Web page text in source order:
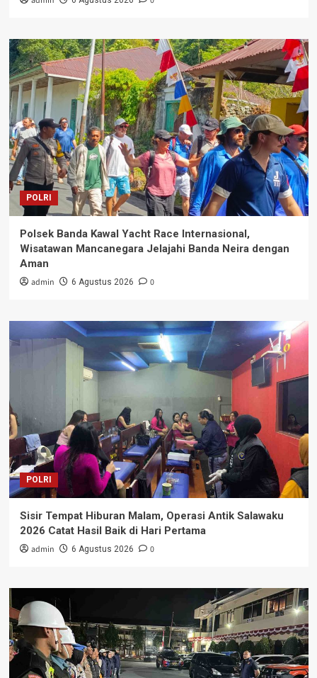
POLRI
Polsek Banda Kawal Yacht Race Internasional,
Wisatawan Mancanegara Jelajahi Banda Neira dengan
Aman
admin 6 Agustus 2026 0
POLRI
Sisir Tempat Hiburan Malam, Operasi Antik Salawaku
2026 Catat Hasil Baik di Hari Pertama
admin 6 Agustus 2026 0